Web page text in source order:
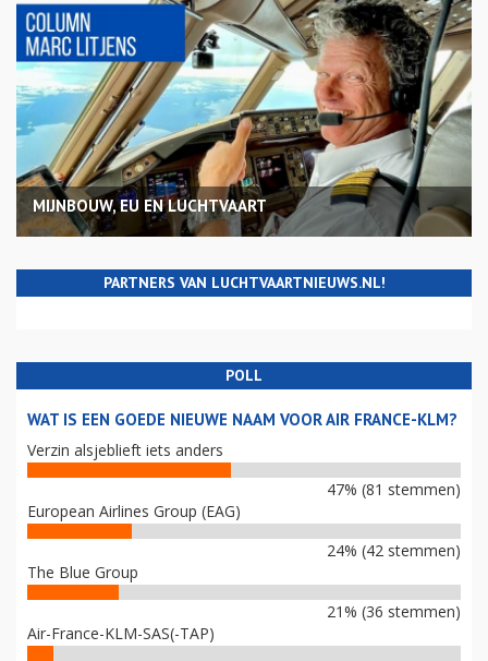
MIJNBOUW, EU EN LUCHTVAART
PARTNERS VAN LUCHTVAARTNIEUWS.NL!
POLL
WAT IS EEN GOEDE NIEUWE NAAM VOOR AIR FRANCE-KLM?
Verzin alsjeblieft iets anders
47% (81 stemmen)
European Airlines Group (EAG)
24% (42 stemmen)
The Blue Group
21% (36 stemmen)
Air-France-KLM-SAS(-TAP)